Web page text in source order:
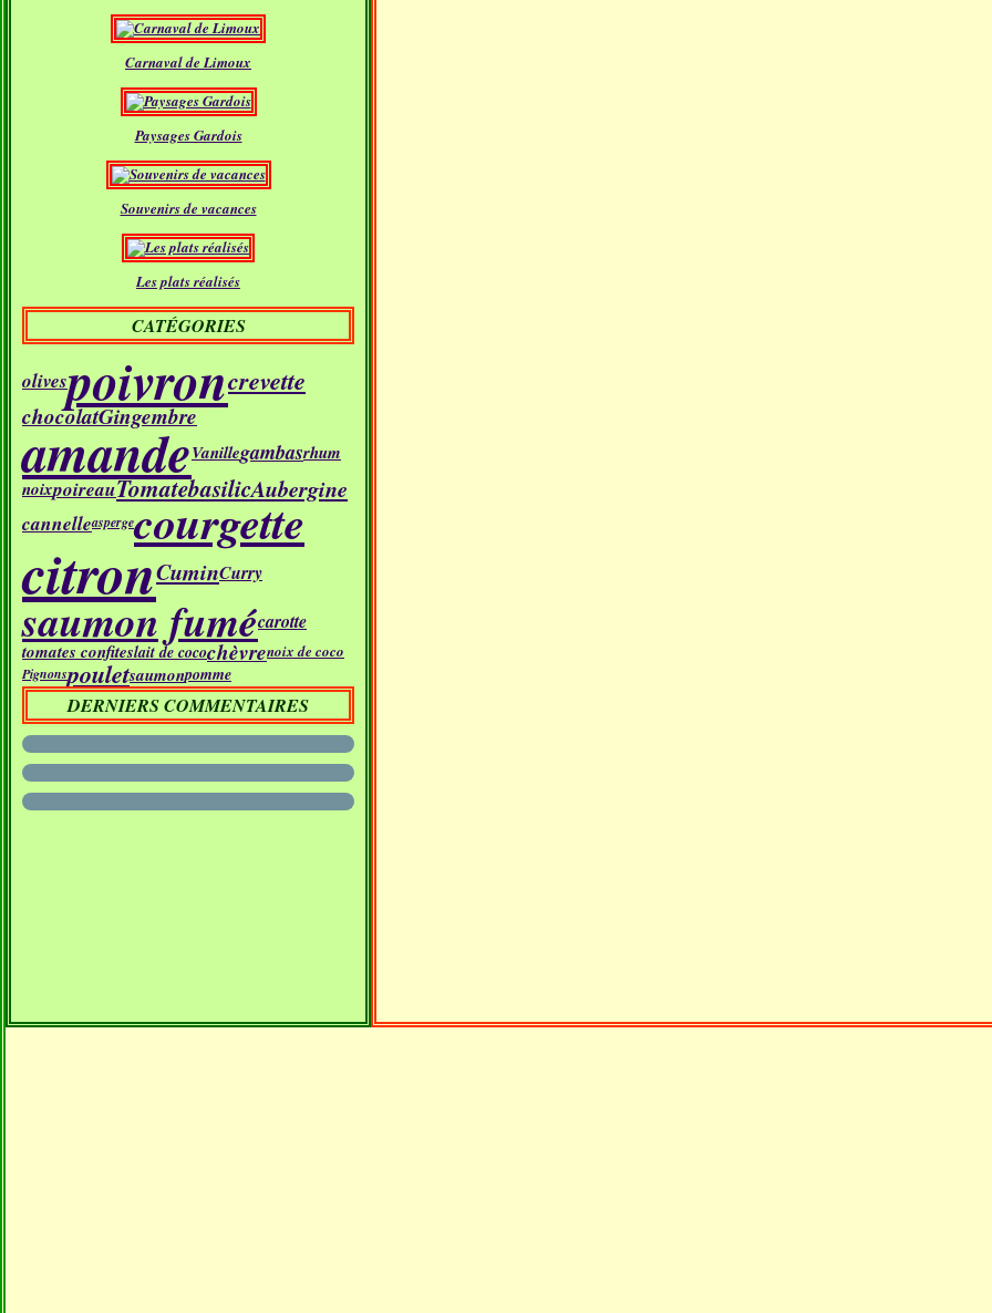
Carnaval de Limoux
Paysages Gardois
Souvenirs de vacances
Les plats réalisés
CATÉGORIES
olivespoivroncrevette
chocolatGingembre
amandeVanillegambasrhum
noixpoireauTomatebasilicAubergine
cannelleaspergecourgette
citronCuminCurry
saumon fumécarotte
tomates confiteslait de cocochèvrenoix de coco
Pignonspouletsaumonpomme
DERNIERS COMMENTAIRES